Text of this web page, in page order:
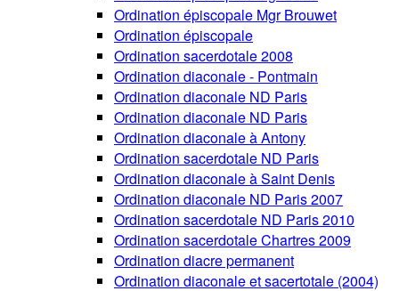
Ordination épiscopale Mgr Brouwet
Ordination épiscopale
Ordination sacerdotale 2008
Ordination diaconale - Pontmain
Ordination diaconale ND Paris
Ordination diaconale ND Paris
Ordination diaconale à Antony
Ordination sacerdotale ND Paris
Ordination diaconale à Saint Denis
Ordination diaconale ND Paris 2007
Ordination sacerdotale ND Paris 2010
Ordination sacerdotale Chartres 2009
Ordination diacre permanent
Ordination diaconale et sacertotale (2004)